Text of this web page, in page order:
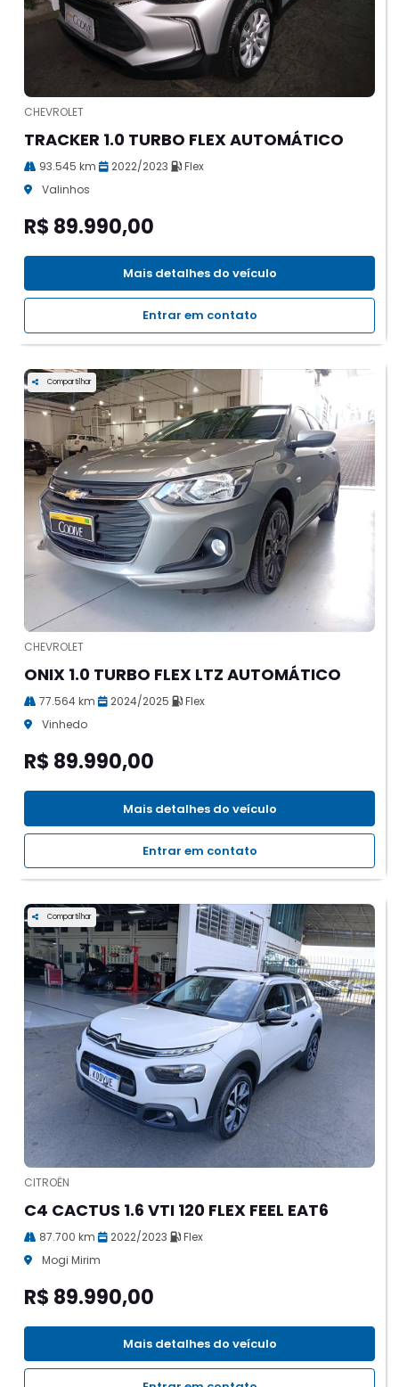
CHEVROLET
TRACKER 1.0 TURBO FLEX AUTOMÁTICO
93.545 km 2022/2023
Flex
Valinhos
R$ 89.990,00
Mais detalhes do veículo
Entrar em contato
Compartilhar
CHEVROLET
ONIX 1.0 TURBO FLEX LTZ AUTOMÁTICO
77.564 km 2024/2025
Flex
Vinhedo
R$ 89.990,00
Mais detalhes do veículo
Entrar em contato
Compartilhar
CITROËN
C4 CACTUS 1.6 VTI 120 FLEX FEEL EAT6
87.700 km 2022/2023
Flex
Mogi Mirim
R$ 89.990,00
Mais detalhes do veículo